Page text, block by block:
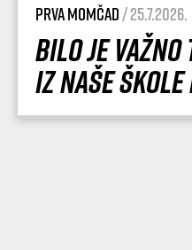
Prva momčad/ 25.7.2026.
Bilo je
iz naše